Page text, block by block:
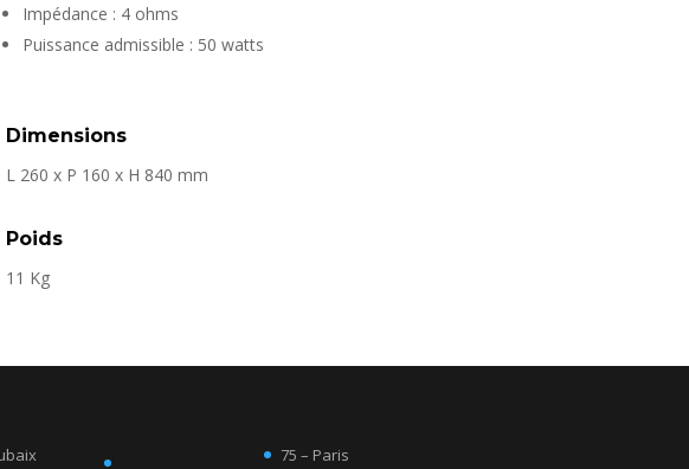
Impédance : 4 ohms
Puissance admissible : 50 watts
Dimensions
L 260 x P 160 x H 840 mm
Poids
11 Kg
75 – Paris